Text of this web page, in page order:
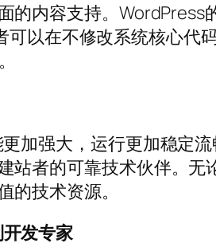
内容支持。WordPress
以在不修改系统核心代
加强大，运行更加稳定
者的可靠技术伙伴。无
技术资源。
发专家